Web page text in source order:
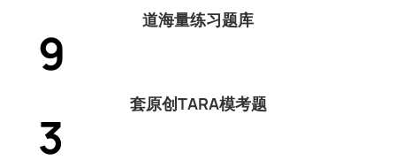
道海量练习题库
9
套原创TARA模考题
3